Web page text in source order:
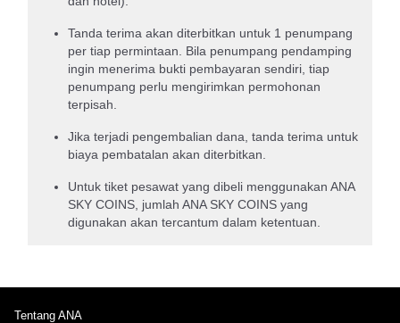
Tanda terima akan diterbitkan untuk 1 penumpang
per tiap permintaan. Bila penumpang pendamping
ingin menerima bukti pembayaran sendiri, tiap
penumpang perlu mengirimkan permohonan
terpisah.
Jika terjadi pengembalian dana, tanda terima untuk
biaya pembatalan akan diterbitkan.
Untuk tiket pesawat yang dibeli menggunakan ANA
SKY COINS, jumlah ANA SKY COINS yang
digunakan akan tercantum dalam ketentuan.
Tentang ANA